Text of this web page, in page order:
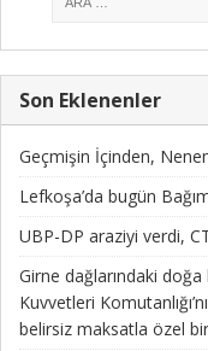
Son Eklenenler
Geçmişin İçinden,
Lefkoşa’da bugün
UBP-DP araziyi verdi,
Girne dağlarındaki doğa
Kuvvetleri
belirsiz maksatla özel